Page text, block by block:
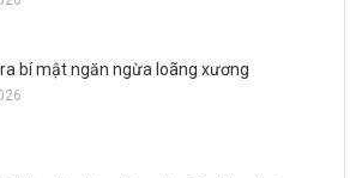
bí mật ngăn ngừa loãng xương